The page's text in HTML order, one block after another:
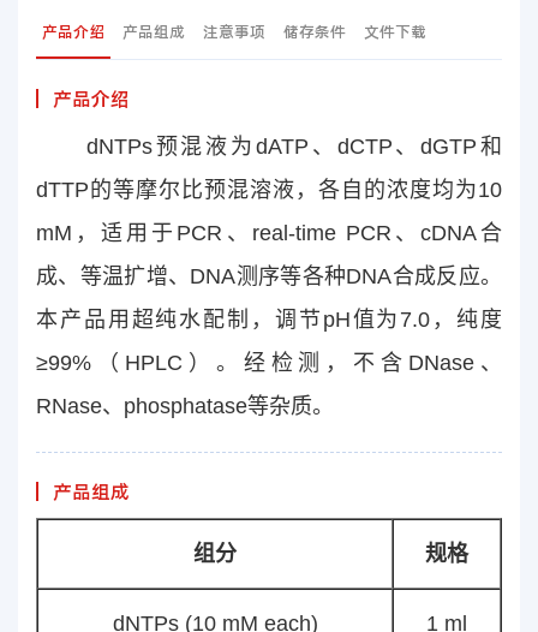
产品介绍 产品组成 注意事项 储存条件 文件下载
产品介绍
dNTPs预混液为dATP、dCTP、dGTP和
dTTP的等摩尔比预混溶液，各自的浓度均为10
mM，适用于PCR、real-time PCR、cDNA合
成、等温扩增、DNA测序等各种DNA合成反应。
本产品用超纯水配制，调节pH值为7.0，纯度
≥99%（HPLC）。经检测，不含DNase、
RNase、phosphatase等杂质。
产品组成
组分 规格
dNTPs (10 mM each) 1 ml